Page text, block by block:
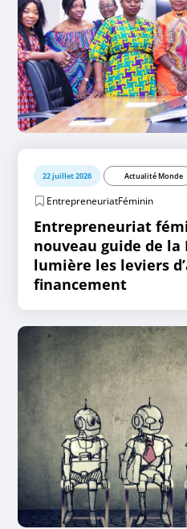
22 juillet 2026 Actualité Monde
EntrepreneuriatFéminin
Entrepreneuriat
nouveau guide de la
lumière les leviers
financement